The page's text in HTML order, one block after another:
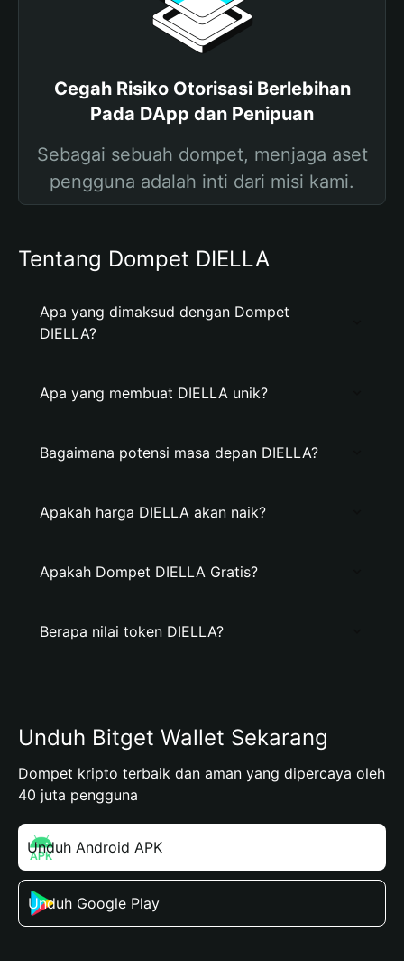
Cegah Risiko Otorisasi Berlebihan
Pada DApp dan Penipuan
Sebagai sebuah dompet, menjaga aset
pengguna adalah inti dari misi kami.
Tentang Dompet DIELLA
Apa yang dimaksud dengan Dompet
DIELLA?
Apa yang membuat DIELLA unik?
Bagaimana potensi masa depan DIELLA?
Apakah harga DIELLA akan naik?
Apakah Dompet DIELLA Gratis?
Berapa nilai token DIELLA?
Unduh Bitget Wallet Sekarang
Dompet kripto terbaik dan aman yang dipercaya oleh
40 juta pengguna
Unduh Android APK
Unduh Google Play